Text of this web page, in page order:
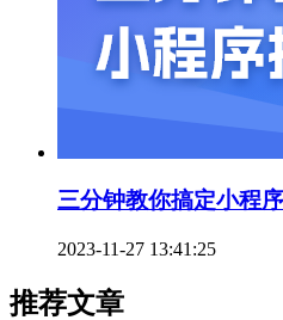
三分钟教你搞定小程
2023-11-27 13:41:25
推荐文章